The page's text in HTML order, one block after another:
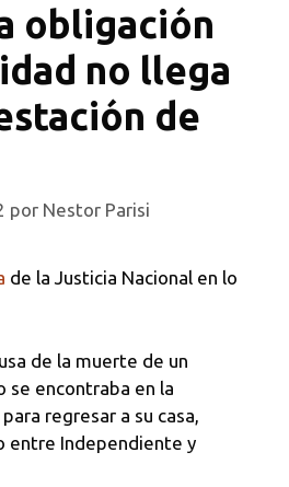
obligación
no llega
de
por Nestor Parisi
de la Justicia Nacional en lo
de la muerte de un
se encontraba en la
regresar a su casa,
entre Independiente y